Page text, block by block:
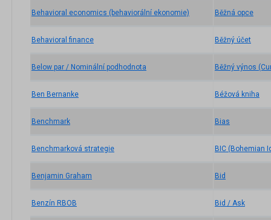
Behavioral economics (behaviorální ekonomie)
Behavioral finance
Below par / Nominální podhodnota
Ben Bernanke
Benchmark
Benchmarková strategie
Benjamin Graham
Benzín RBOB
Běžná opce
Běžný účet
Běžný výnos
Béžová kniha
Bias
BIC (Bohemian
Bid
Bid / Ask